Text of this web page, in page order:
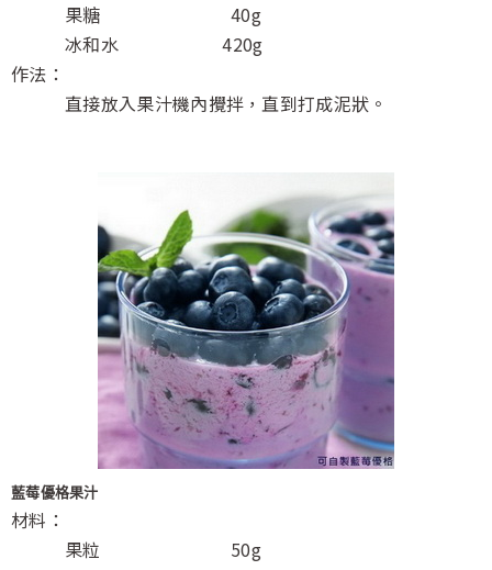
果糖 40g
冰和水 420g
作法：
直接放入果汁機內攪拌，直到打成泥狀。
藍莓優格果汁
材料：
果粒 50g